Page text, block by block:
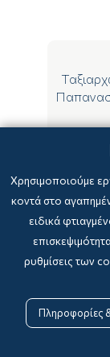
Χρησιμοποιούμε
κοντά στο
ειδικά
ρυθμίσεις των
Πληροφορίες